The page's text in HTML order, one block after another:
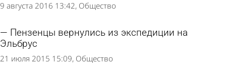
9 августа 2016 13:42 Общество
Пензенцы вернулись из экспедиции на
Эльбрус
21 июля 2015 15:09 Общество